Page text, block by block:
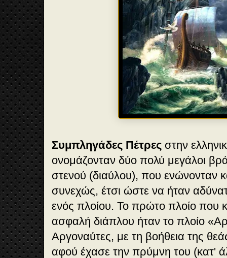
Συμπληγάδες Πέτρες στην
ονομάζονταν δύο πολύ μεγάλοι
στενού (διαύλου), που ενώνονταν
συνεχώς, έτσι ώστε να ήταν
ενός πλοίου. Το πρώτο πλοίο που
ασφαλή διάπλου ήταν το πλοίο
Αργοναύτες, με τη βοήθεια της
αφού έχασε την πρύμνη του (κατ'